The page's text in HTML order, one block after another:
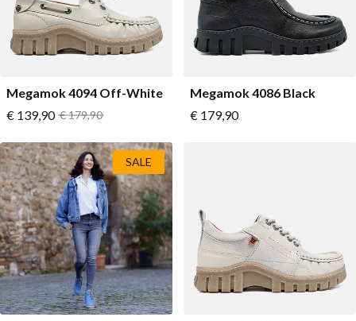
Megamok 4094 Off-White
Vanaf
€ 139,90 Normale prijs
€ 179,90
Megamok 4086 Black
Vanaf
€ 179,90
SALE